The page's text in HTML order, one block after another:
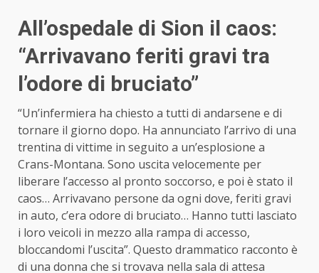
All’ospedale di Sion il caos:
“Arrivavano feriti gravi tra
l’odore di bruciato”
“Un’infermiera ha chiesto a tutti di andarsene e di
tornare il giorno dopo. Ha annunciato l’arrivo di una
trentina di vittime in seguito a un’esplosione a
Crans-Montana. Sono uscita velocemente per
liberare l’accesso al pronto soccorso, e poi è stato il
caos… Arrivavano persone da ogni dove, feriti gravi
in auto, c’era odore di bruciato… Hanno tutti lasciato
i loro veicoli in mezzo alla rampa di accesso,
bloccandomi l’uscita”. Questo drammatico racconto è
di una donna che si trovava nella sala di attesa